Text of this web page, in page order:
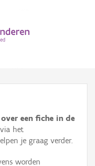
een fiche in de
het
je graag verder.
worden